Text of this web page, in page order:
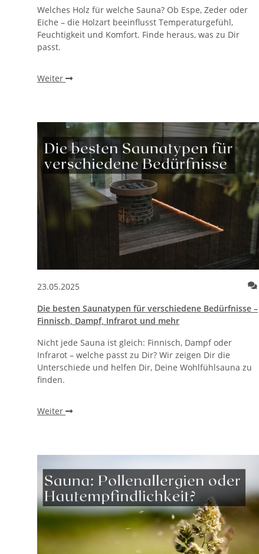
Welches Holz für welche Sauna? Ob Espe, Zeder oder
Eiche – die Holzart beeinflusst Temperaturgefühl,
Feuchtigkeit und Komfort. Finde heraus, was zu Dir
passt.
Weiter
23.05.2025
Die besten Saunatypen für verschiedene Bedürfnisse –
Finnisch, Dampf, Infrarot und mehr
Nicht jede Sauna ist gleich: Finnisch, Dampf oder
Infrarot – welche passt zu Dir? Wir zeigen Dir die
Unterschiede und helfen Dir, Deine Wohlfühlsauna zu
finden.
Weiter